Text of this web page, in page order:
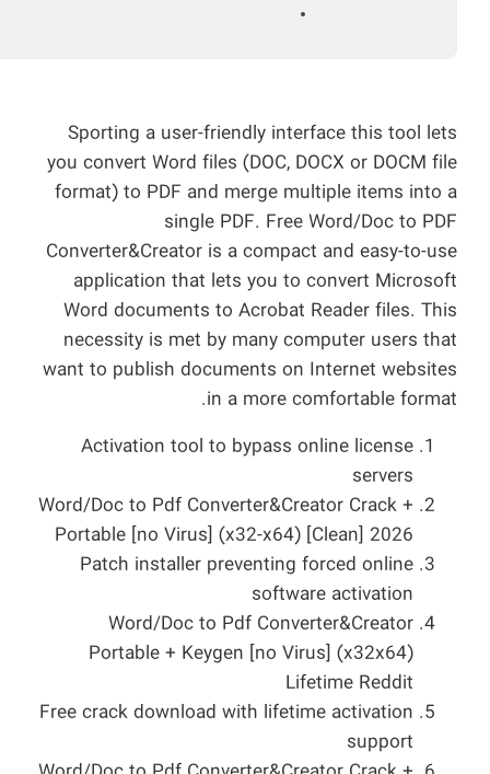
Sporting a user-friendly interface this tool lets
you convert Word files (DOC, DOCX or DOCM file
format) to PDF and merge multiple items into a
single PDF. Free Word/Doc to PDF
Converter&Creator is a compact and easy-to-use
application that lets you to convert Microsoft
Word documents to Acrobat Reader files. This
necessity is met by many computer users that
want to publish documents on Internet websites
in a more comfortable format.
Activation tool to bypass online license
servers
Word/Doc to Pdf Converter&Creator Crack +
Portable [no Virus] (x32-x64) [Clean] 2026
Patch installer preventing forced online
software activation
Word/Doc to Pdf Converter&Creator
Portable + Keygen [no Virus] (x32x64)
Lifetime Reddit
Free crack download with lifetime activation
support